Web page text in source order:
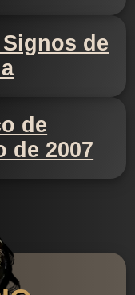
de
de
de 2007